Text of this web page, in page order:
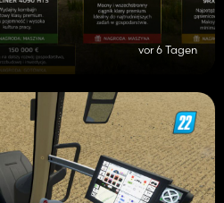
vor 6 Tagen